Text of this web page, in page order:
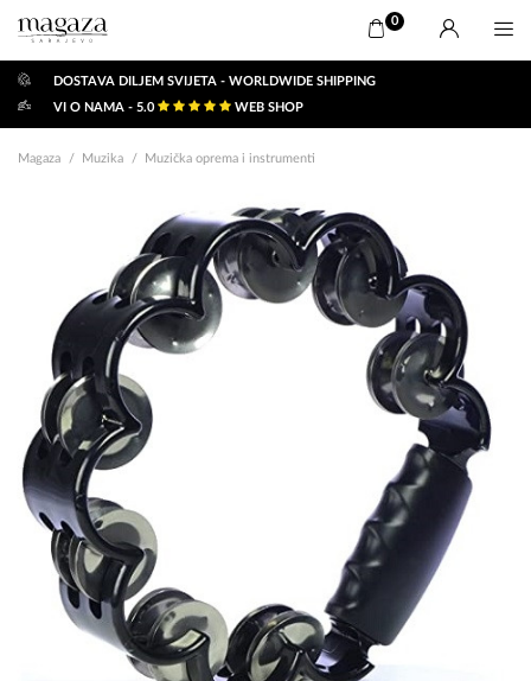
0
DOSTAVA DILJEM SVIJETA - WORLDWIDE SHIPPING
VI O NAMA - 5.0
WEB SHOP
Magaza Muzika Muzička oprema i instrumenti